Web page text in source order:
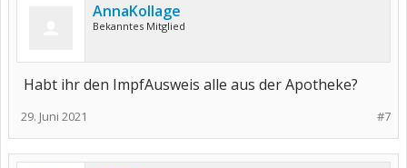
AnnaKollage
Bekanntes Mitglied
Habt ihr den ImpfAusweis alle aus der Apotheke?
#7
29. Juni 2021